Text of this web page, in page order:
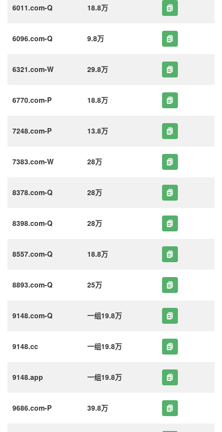
6011.com-Q 18.8万
6096.com-Q 9.8万
6321.com-W 29.8万
6770.com-P 18.8万
7248.com-P 13.8万
7383.com-W 28万
8378.com-Q 28万
8398.com-Q 28万
8557.com-Q 18.8万
8893.com-Q 25万
9148.com-Q 一组19.8万
9148.cc 一组19.8万
9148.app 一组19.8万
9686.com-P 39.8万